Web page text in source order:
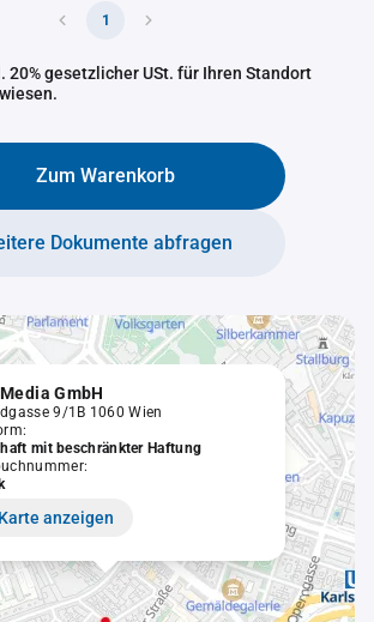
1
20% gesetzlicher USt. für Ihren Standort
Zum Warenkorb
Dokumente abfragen
GmbH
9/1B 1060 Wien
mit beschränkter Haftung
Karte anzeigen